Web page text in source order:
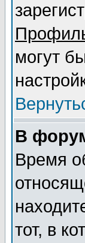
могут
В
Время
тот, в